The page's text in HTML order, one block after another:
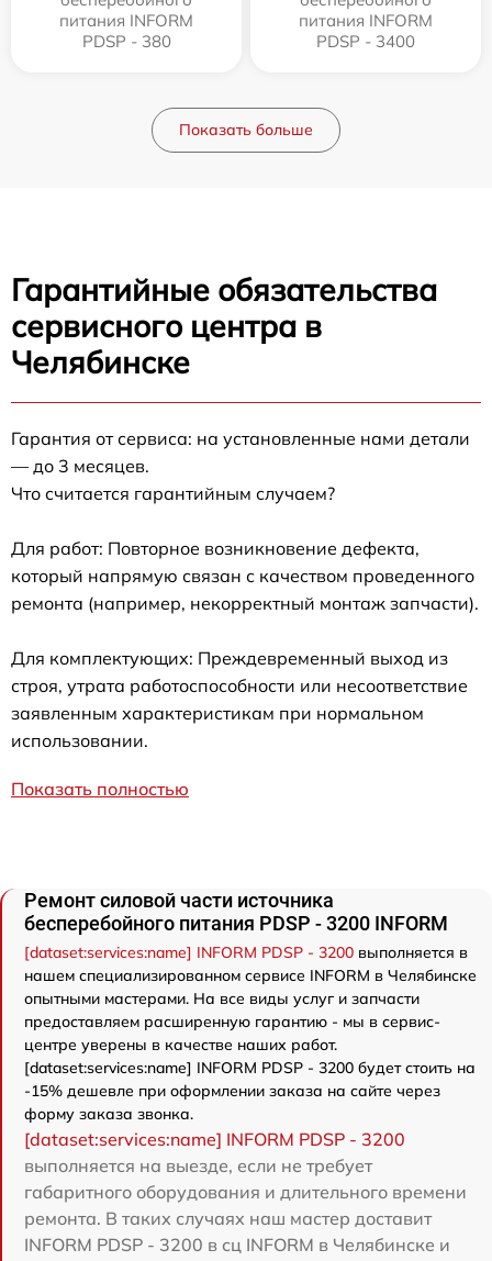
питания INFORM
PDSP - 380
питания INFORM
PDSP - 3400
Показать больше
Гарантийные обязательства
сервисного центра в
Челябинске
Гарантия от сервиса: на установленные нами детали
— до 3 месяцев.
Что считается гарантийным случаем?
Для работ: Повторное возникновение дефекта,
который напрямую связан с качеством проведенного
ремонта (например, некорректный монтаж запчасти).
Для комплектующих: Преждевременный выход из
строя, утрата работоспособности или несоответствие
заявленным характеристикам при нормальном
использовании.
Показать полностью
Ремонт силовой части источника
бесперебойного питания PDSP - 3200 INFORM
[dataset:services:name] INFORM PDSP - 3200 выполняется в
нашем специализированном сервисе INFORM в Челябинске
опытными мастерами. На все виды услуг и запчасти
предоставляем расширенную гарантию - мы в сервис-
центре уверены в качестве наших работ.
[dataset:services:name] INFORM PDSP - 3200 будет стоить на
-15% дешевле при оформлении заказа на сайте через
форму заказа звонка.
[dataset:services:name] INFORM PDSP - 3200
выполняется на выезде, если не требует
габаритного оборудования и длительного времени
ремонта. В таких случаях наш мастер доставит
INFORM PDSP - 3200 в сц INFORM в Челябинске и